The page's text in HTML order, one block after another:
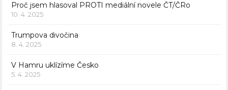
Proč jsem hlasoval PROTI mediální novele ČT/ČRo
10. 4. 2025
Trumpova divočina
8. 4. 2025
V Hamru uklízíme Česko
5. 4. 2025